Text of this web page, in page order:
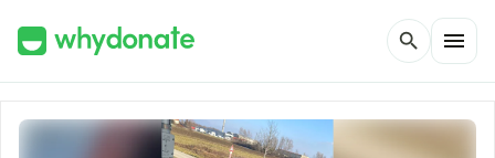
search menu